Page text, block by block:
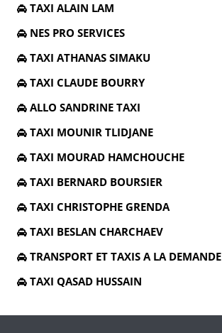
TAXI ALAIN LAM
NES PRO SERVICES
TAXI ATHANAS SIMAKU
TAXI CLAUDE BOURRY
ALLO SANDRINE TAXI
TAXI MOUNIR TLIDJANE
TAXI MOURAD HAMCHOUCHE
TAXI BERNARD BOURSIER
TAXI CHRISTOPHE GRENDA
TAXI BESLAN CHARCHAEV
TRANSPORT ET TAXIS A LA DEMANDE
TAXI QASAD HUSSAIN